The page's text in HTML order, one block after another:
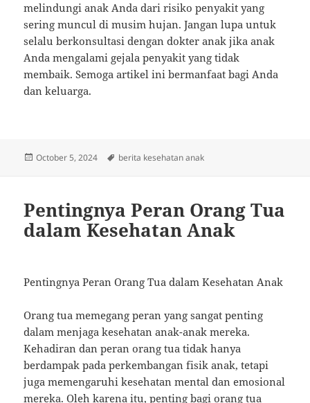
melindungi anak Anda dari risiko penyakit yang
sering muncul di musim hujan. Jangan lupa untuk
selalu berkonsultasi dengan dokter anak jika anak
Anda mengalami gejala penyakit yang tidak
membaik. Semoga artikel ini bermanfaat bagi Anda
dan keluarga.
Posted
October 5, 2024 Tags
berita kesehatan anak
Pentingnya Peran Orang Tua
dalam Kesehatan Anak
Pentingnya Peran Orang Tua dalam Kesehatan Anak
Orang tua memegang peran yang sangat penting
dalam menjaga kesehatan anak-anak mereka.
Kehadiran dan peran orang tua tidak hanya
berdampak pada perkembangan fisik anak, tetapi
juga memengaruhi kesehatan mental dan emosional
mereka. Oleh karena itu, penting bagi orang tua